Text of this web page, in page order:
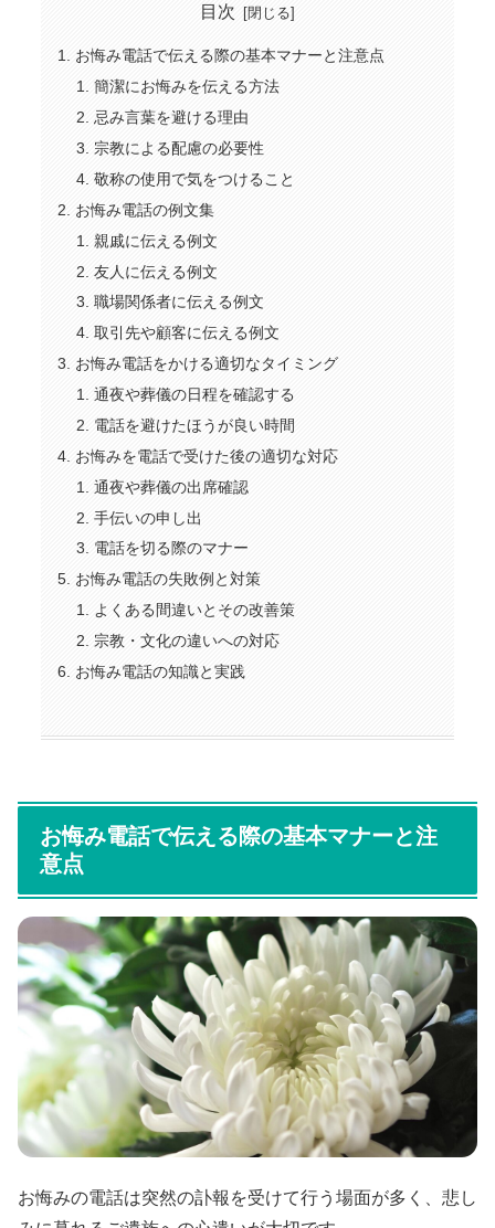
目次
お悔み電話で伝える際の基本マナーと注意点
簡潔にお悔みを伝える方法
忌み言葉を避ける理由
宗教による配慮の必要性
敬称の使用で気をつけること
お悔み電話の例文集
親戚に伝える例文
友人に伝える例文
職場関係者に伝える例文
取引先や顧客に伝える例文
お悔み電話をかける適切なタイミング
通夜や葬儀の日程を確認する
電話を避けたほうが良い時間
お悔みを電話で受けた後の適切な対応
通夜や葬儀の出席確認
手伝いの申し出
電話を切る際のマナー
お悔み電話の失敗例と対策
よくある間違いとその改善策
宗教・文化の違いへの対応
お悔み電話の知識と実践
お悔み電話で伝える際の基本マナーと注
意点
お悔みの電話は突然の訃報を受けて行う場面が多く、悲し